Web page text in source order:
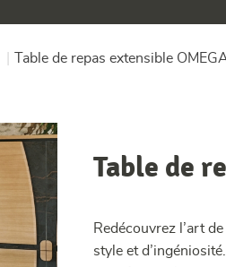
Table de repas extensible
Table de
Redécouvrez l’art
style et